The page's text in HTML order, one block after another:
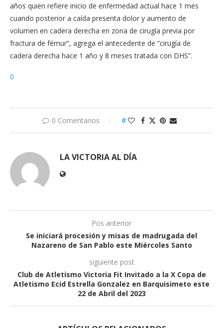
años quien refiere inicio de enfermedad actual hace 1 mes
cuando posterior a caída presenta dolor y aumento de
volumen en cadera derecha en zona de cirugía previa por
fractura de fémur”, agrega el antecedente de “cirugía de
cadera derecha hace 1 año y 8 meses tratada con DHS”.
0
0 Comentarios 0
LA VICTORIA AL DÍA
Pos anterior
Se iniciará procesión y misas de madrugada del
Nazareno de San Pablo este Miércoles Santo
siguiente post
Club de Atletismo Victoria Fit Invitado a la X Copa de
Atletismo Ecid Estrella Gonzalez en Barquisimeto este
22 de Abril del 2023